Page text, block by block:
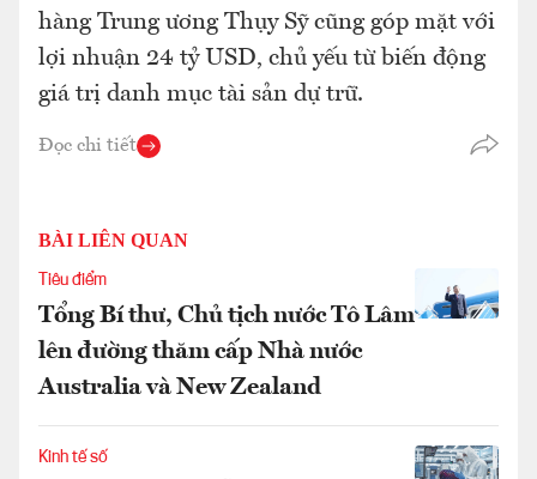
hàng Trung ương Thụy Sỹ cũng góp mặt với
lợi nhuận 24 tỷ USD, chủ yếu từ biến động
giá trị danh mục tài sản dự trữ.
Đọc chi tiết
BÀI LIÊN QUAN
Tiêu điểm
Tổng Bí thư, Chủ tịch nước Tô Lâm
lên đường thăm cấp Nhà nước
Australia và New Zealand
Kinh tế số